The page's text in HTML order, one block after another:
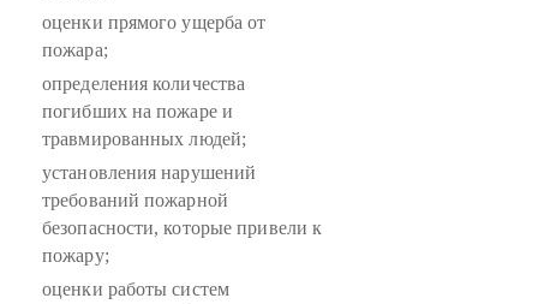
оценки прямого ущерба от
пожара;
определения количества
погибших на пожаре и
травмированных людей;
установления нарушений
требований пожарной
безопасности, которые привели к
пожару;
оценки работы систем